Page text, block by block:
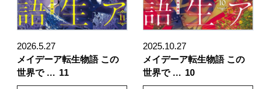
2026.5.27
メイデーア転生物語 この
世界で … 11
2025.10.27
メイデーア転生物語 この
世界で … 10